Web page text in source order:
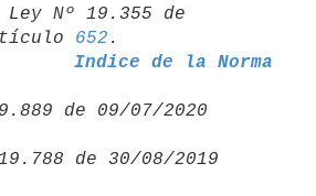
Ley Nº 19.355 de
652
Indice de la Norma
de 09/07/2020